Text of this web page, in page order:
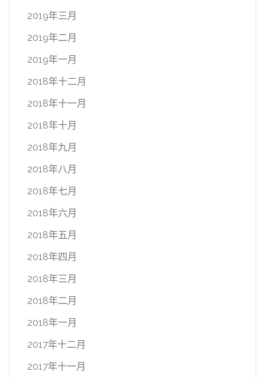
2019年三月
2019年二月
2019年一月
2018年十二月
2018年十一月
2018年十月
2018年九月
2018年八月
2018年七月
2018年六月
2018年五月
2018年四月
2018年三月
2018年二月
2018年一月
2017年十二月
2017年十一月